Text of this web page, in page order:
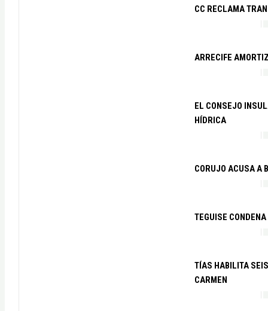
CC RECLAMA
ARRECIFE
EL CONSEJO
HÍDRICA
CORUJO ACUSA A
TEGUISE
TÍAS HABILITA
CARMEN